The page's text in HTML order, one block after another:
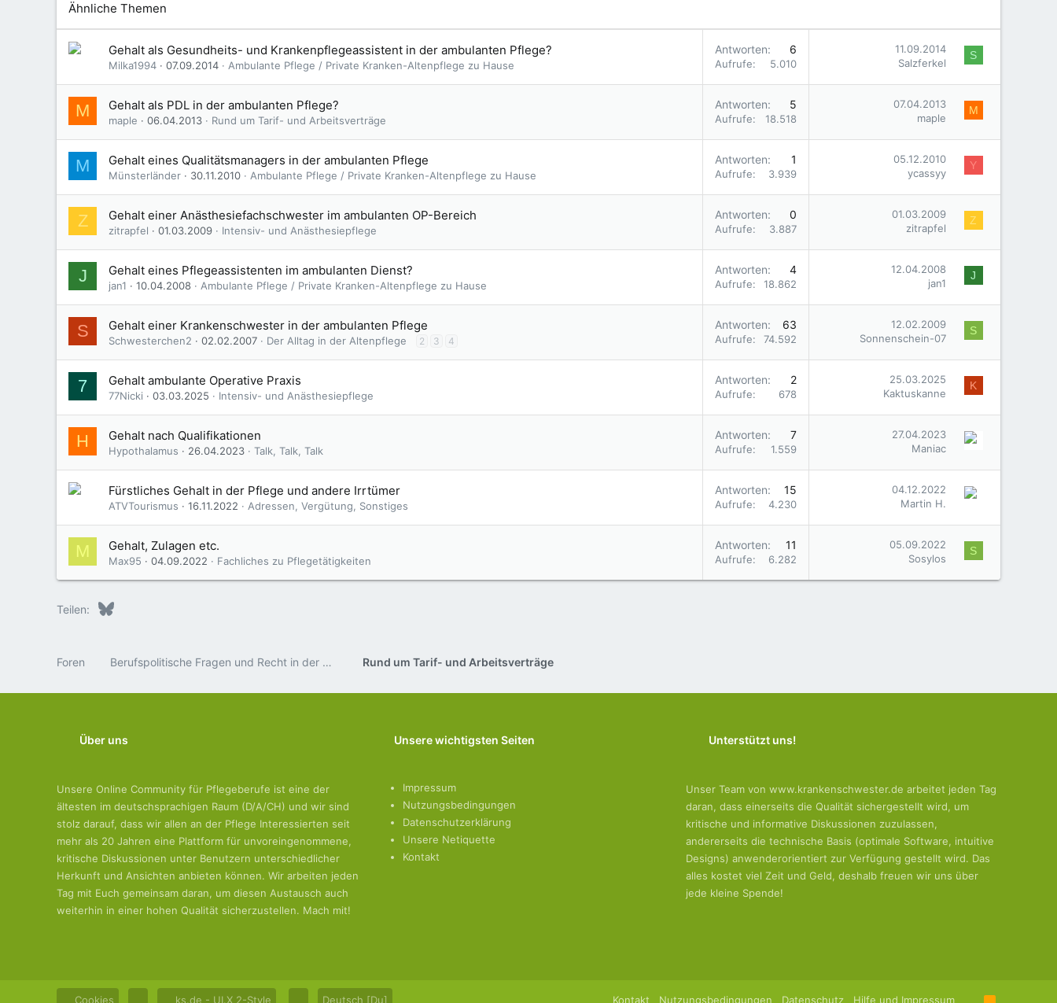
Ähnliche Themen
Gehalt als Gesundheits- und Krankenpflegeassistent in der ambulanten Pflege?
Milka1994 07.09.2014 Ambulante Pflege / Private Kranken-Altenpflege zu Hause
Antworten 6
Aufrufe 5.010
11.09.2014
Salzferkel
S
M Gehalt als PDL in der ambulanten Pflege?
maple 06.04.2013 Rund um Tarif- und Arbeitsverträge
Antworten 5
Aufrufe 18.518
07.04.2013
maple
M
M Gehalt eines Qualitätsmanagers in der ambulanten Pflege
Münsterländer 30.11.2010 Ambulante Pflege / Private Kranken-Altenpflege zu Hause
Antworten 1
Aufrufe 3.939
05.12.2010
ycassyy
Y
Z Gehalt einer Anästhesiefachschwester im ambulanten OP-Bereich
zitrapfel 01.03.2009 Intensiv- und Anästhesiepflege
Antworten 0
Aufrufe 3.887
01.03.2009
zitrapfel
Z
J Gehalt eines Pflegeassistenten im ambulanten Dienst?
jan1 10.04.2008 Ambulante Pflege / Private Kranken-Altenpflege zu Hause
Antworten 4
Aufrufe 18.862
12.04.2008
jan1
J
S Gehalt einer Krankenschwester in der ambulanten Pflege
Schwesterchen2 02.02.2007 Der Alltag in der Altenpflege 2 3 4
Antworten 63
Aufrufe 74.592
12.02.2009
Sonnenschein-07
S
7 Gehalt ambulante Operative Praxis
77Nicki 03.03.2025 Intensiv- und Anästhesiepflege
Antworten 2
Aufrufe 678
25.03.2025
Kaktuskanne
K
H Gehalt nach Qualifikationen
Hypothalamus 26.04.2023 Talk, Talk, Talk
Antworten 7
Aufrufe 1.559
27.04.2023
Maniac
Fürstliches Gehalt in der Pflege und andere Irrtümer
ATVTourismus 16.11.2022 Adressen, Vergütung, Sonstiges
Antworten 15
Aufrufe 4.230
04.12.2022
Martin H.
M Gehalt, Zulagen etc.
Max95 04.09.2022 Fachliches zu Pflegetätigkeiten
Antworten 11
Aufrufe 6.282
05.09.2022
Sosylos
S
Teilen: Bluesky
Foren Berufspolitische Fragen und Recht in der Pflege Rund um Tarif- und Arbeitsverträge
Über uns
Unsere Online Community für Pflegeberufe ist eine der
ältesten im deutschsprachigen Raum (D/A/CH) und wir sind
stolz darauf, dass wir allen an der Pflege Interessierten seit
mehr als 20 Jahren eine Plattform für unvoreingenommene,
kritische Diskussionen unter Benutzern unterschiedlicher
Herkunft und Ansichten anbieten können. Wir arbeiten jeden
Tag mit Euch gemeinsam daran, um diesen Austausch auch
weiterhin in einer hohen Qualität sicherzustellen. Mach mit!
Unsere wichtigsten Seiten
Impressum
Nutzungsbedingungen
Datenschutzerklärung
Unsere Netiquette
Kontakt
Unterstützt uns!
Unser Team von www.krankenschwester.de arbeitet jeden Tag
daran, dass einerseits die Qualität sichergestellt wird, um
kritische und informative Diskussionen zuzulassen,
andererseits die technische Basis (optimale Software, intuitive
Designs) anwenderorientiert zur Verfügung gestellt wird. Das
alles kostet viel Zeit und Geld, deshalb freuen wir uns über
jede kleine Spende!
Cookies ks.de - UI.X 2-Style Deutsch [Du] Kontakt Nutzungsbedingungen Datenschutz Hilfe und Impressum R